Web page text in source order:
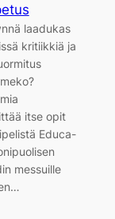
laadukas
kritiikkiä ja
itse opit
Educa-
messuille